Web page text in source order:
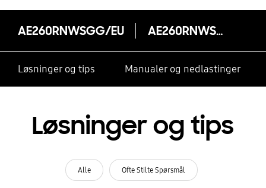
AE260RNWSGG/EU AE260RNWSGG/EU
Løsninger og tips Manualer og nedlastinger
Løsninger og tips
Alle Ofte Stilte Spørsmål